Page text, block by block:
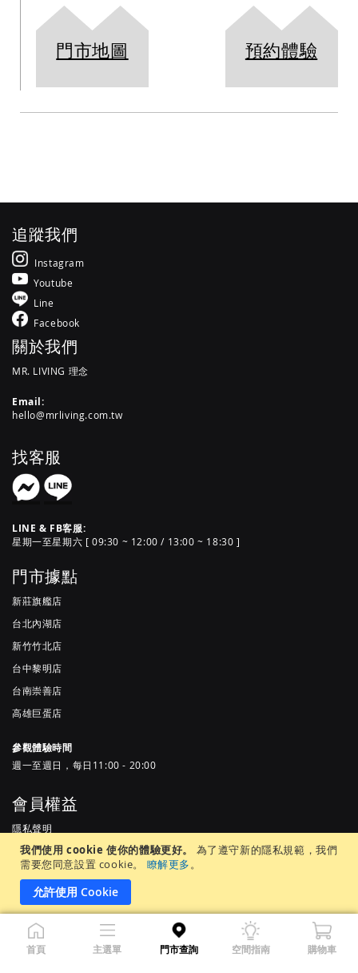
我們使用 cookie 使你的體驗更好。
為了遵守新的隱私規範，我們
需要您同意設置 cookie。
瞭解更多。
允許使用 Cookie
預約體驗
門市地圖
追蹤我們
Instagram
Youtube
Line
Facebook
關於我們
MR. LIVING 理念
Email:
hello@mrliving.com.tw
找客服
LINE & FB客服:
星期一至星期六 [ 09:30 ~ 12:00 / 13:00 ~ 18:30 ]
門市據點
新莊旗艦店
台北內湖店
新竹竹北店
台中黎明店
台南崇善店
高雄巨蛋店
參觀體驗時間
週一至週日，每日11:00 - 20:00
會員權益
隱私聲明
服務條款
常見問題
首頁 主選單 門市查詢 空間指南 購物車
居家先生股份有限公司 |統一編號 65905937 ©Copyright 2022 by MR.